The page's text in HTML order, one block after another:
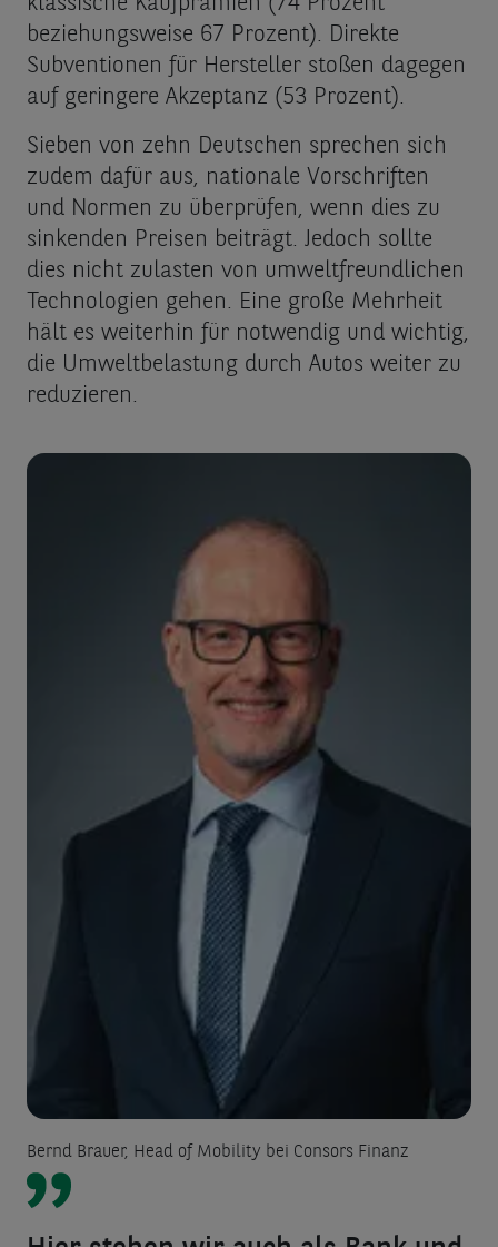
beziehungsweise 67 Prozent). Direkte
Subventionen für Hersteller stoßen dagegen
auf geringere Akzeptanz (53 Prozent).
Sieben von zehn Deutschen sprechen sich
zudem dafür aus, nationale Vorschriften
und Normen zu überprüfen, wenn dies zu
sinkenden Preisen beiträgt. Jedoch sollte
dies nicht zulasten von umweltfreundlichen
Technologien gehen. Eine große Mehrheit
hält es weiterhin für notwendig und wichtig,
die Umweltbelastung durch Autos weiter zu
reduzieren.
Bernd Brauer, Head of Mobility bei Consors Finanz